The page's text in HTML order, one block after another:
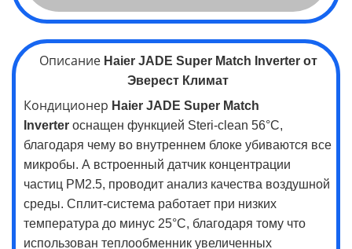
Описание Haier JADE Super Match Inverter от
Эверест Климат
Кондиционер Haier JADE Super Match
Inverter оснащен функцией Steri-clean 56°C,
благодаря чему во внутреннем блоке убиваются все
микробы. А встроенный датчик концентрации
частиц PM2.5, проводит анализ качества воздушной
среды. Сплит-система работает при низких
температура до минус 25°C, благодаря тому что
использован теплообменник увеличенных